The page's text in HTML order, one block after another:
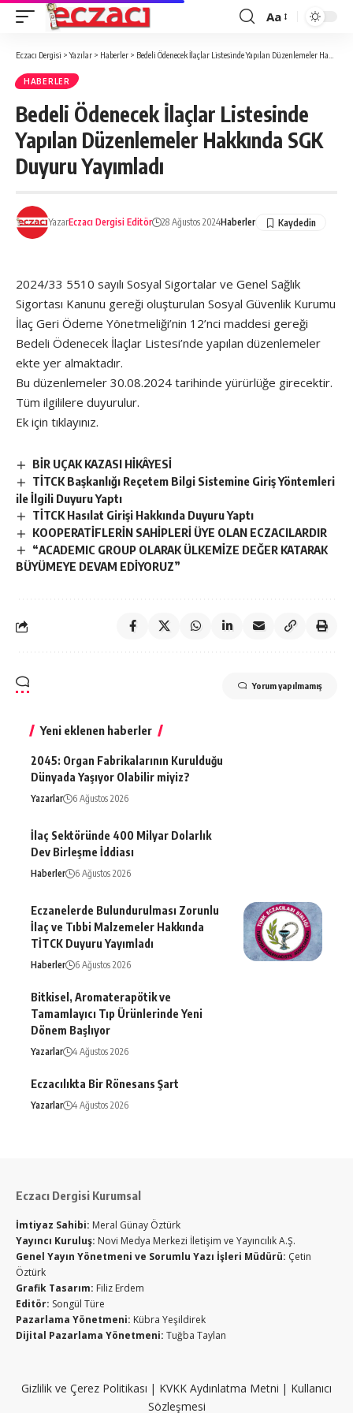
Font
Aa
Eczacı Dergisi >Yazılar > Haberler > Bedeli Ödenecek İlaçlar Listesinde Yapılan Düzenlemeler Hakkında SGK Duyuru Yayımladı
HABERLER
Bedeli Ödenecek İlaçlar Listesinde
Yapılan Düzenlemeler Hakkında SGK
Duyuru Yayımladı
YazarEczacı Dergisi Editör 28 Ağustos 2024Haberler
2024/33 5510 sayılı Sosyal Sigortalar ve Genel Sağlık
Sigortası Kanunu gereği oluşturulan Sosyal Güvenlik Kurumu
İlaç Geri Ödeme Yönetmeliği’nin 12’nci maddesi gereği
Bedeli Ödenecek İlaçlar Listesi’nde yapılan düzenlemeler
ekte yer almaktadır.
Bu düzenlemeler 30.08.2024 tarihinde yürürlüğe girecektir.
Tüm ilgililere duyurulur.
Ek için tıklayınız.
BİR UÇAK KAZASI HİKÂYESİ
TİTCK Başkanlığı Reçetem Bilgi Sistemine Giriş Yöntemleri
ile İlgili Duyuru Yaptı
TİTCK Hasılat Girişi Hakkında Duyuru Yaptı
KOOPERATİFLERİN SAHİPLERİ ÜYE OLAN ECZACILARDIR
“ACADEMIC GROUP OLARAK ÜLKEMİZE DEĞER KATARAK
BÜYÜMEYE DEVAM EDİYORUZ”
Yorum yapılmamış
Yeni eklenen haberler
2045: Organ Fabrikalarının Kurulduğu
Dünyada Yaşıyor Olabilir miyiz?
Yazarlar 6 Ağustos 2026
İlaç Sektöründe 400 Milyar Dolarlık
Dev Birleşme İddiası
Haberler 6 Ağustos 2026
Eczanelerde Bulundurulması Zorunlu
İlaç ve Tıbbi Malzemeler Hakkında
TİTCK Duyuru Yayımladı
Haberler 6 Ağustos 2026
Bitkisel, Aromaterapötik ve
Tamamlayıcı Tıp Ürünlerinde Yeni
Dönem Başlıyor
Yazarlar 4 Ağustos 2026
Eczacılıkta Bir Rönesans Şart
Yazarlar 4 Ağustos 2026
Eczacı Dergisi Kurumsal
İmtiyaz Sahibi: Meral Günay Öztürk
Yayıncı Kuruluş: Novi Medya Merkezi İletişim ve Yayıncılık A.Ş.
Genel Yayın Yönetmeni ve Sorumlu Yazı İşleri Müdürü: Çetin
Öztürk
Grafik Tasarım: Filiz Erdem
Editör: Songül Türe
Pazarlama Yönetmeni: Kübra Yeşildirek
Dijital Pazarlama Yönetmeni: Tuğba Taylan
Gizlilik ve Çerez Politikası | KVKK Aydınlatma Metni | Kullanıcı
Sözleşmesi